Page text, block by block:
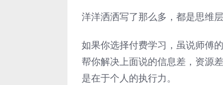
洋洋洒洒写了那么多，都是思维
如果你选择付费学习，虽说师傅
帮你解决上面说的信息差，资源
是在于个人的执行力。